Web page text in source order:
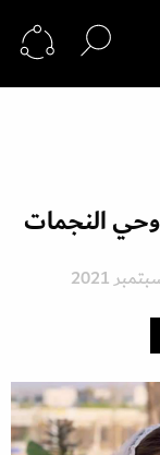
النجمات